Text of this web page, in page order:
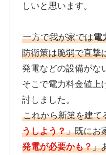
しいと思います。
一方で我が家では電
防衛策は脆弱で直撃
発電などの設備がな
そこで電力料金値上
討しました。
これから新築を建て
うしよう？」既にお
発電が必要かも？」